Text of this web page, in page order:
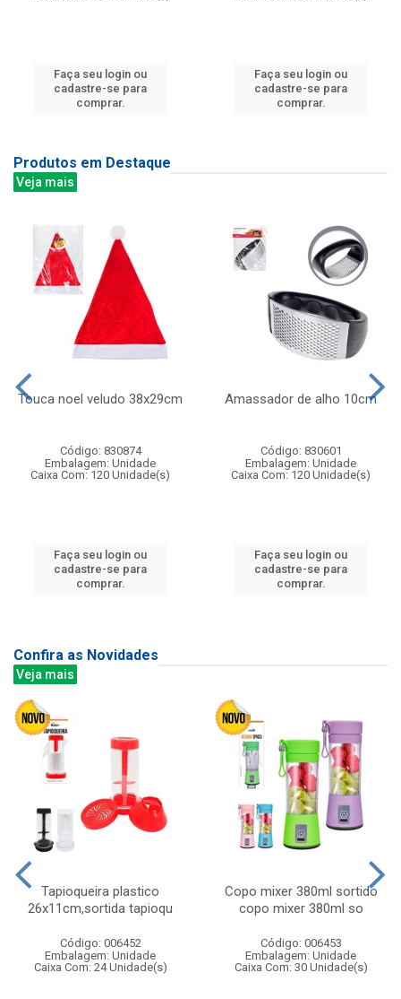
Faça seu login ou
cadastre-se para
comprar.
Faça seu login ou
cadastre-se para
comprar.
Produtos em Destaque
Veja mais
Touca noel veludo 38x29cm
Código: 830874
Embalagem: Unidade
Caixa Com: 120 Unidade(s)
Faça seu login ou
cadastre-se para
comprar.
Amassador de alho 10cm
Código: 830601
Embalagem: Unidade
Caixa Com: 120 Unidade(s)
Faça seu login ou
cadastre-se para
comprar.
Confira as Novidades
Veja mais
Tapioqueira plastico
26x11cm,sortida tapioqu
Código: 006452
Embalagem: Unidade
Caixa Com: 24 Unidade(s)
Copo mixer 380ml sortido
copo mixer 380ml so
Código: 006453
Embalagem: Unidade
Caixa Com: 30 Unidade(s)